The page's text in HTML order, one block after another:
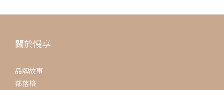
關於慢享
品牌故事
部落格